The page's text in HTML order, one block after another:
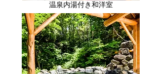
温泉内湯付き和洋室